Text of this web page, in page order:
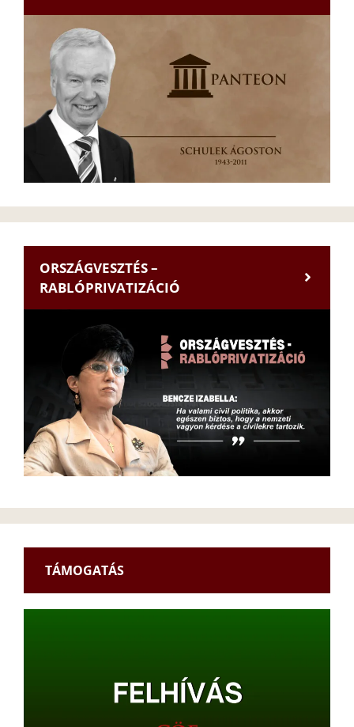
ORSZÁGVESZTÉS –
RABLÓPRIVATIZÁCIÓ
TÁMOGATÁS